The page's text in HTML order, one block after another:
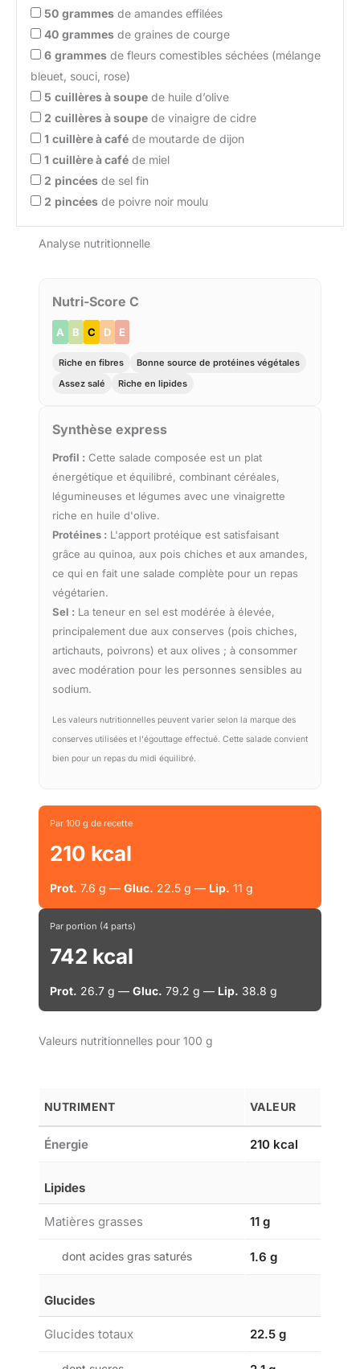
50 grammes de amandes effilées
40 grammes de graines de courge
6 grammes de fleurs comestibles séchées (mélange
bleuet, souci, rose)
5 cuillères à soupe de huile d’olive
2 cuillères à soupe de vinaigre de cidre
1 cuillère à café de moutarde de dijon
1 cuillère à café de miel
2 pincées de sel fin
2 pincées de poivre noir moulu
Analyse nutritionnelle
Nutri-Score C
A B C D E
Riche en fibres
Bonne source de protéines végétales
Assez salé
Riche en lipides
Synthèse express
Profil : Cette salade composée est un plat
énergétique et équilibré, combinant céréales,
légumineuses et légumes avec une vinaigrette
riche en huile d'olive.
Protéines : L'apport protéique est satisfaisant
grâce au quinoa, aux pois chiches et aux amandes,
ce qui en fait une salade complète pour un repas
végétarien.
Sel : La teneur en sel est modérée à élevée,
principalement due aux conserves (pois chiches,
artichauts, poivrons) et aux olives ; à consommer
avec modération pour les personnes sensibles au
sodium.
Les valeurs nutritionnelles peuvent varier selon la marque des
conserves utilisées et l'égouttage effectué. Cette salade convient
bien pour un repas du midi équilibré.
Par 100 g de recette
210 kcal
Prot. 7.6 g — Gluc. 22.5 g — Lip. 11 g
Par portion (4 parts)
742 kcal
Prot. 26.7 g — Gluc. 79.2 g — Lip. 38.8 g
Valeurs nutritionnelles pour 100 g
NUTRIMENT VALEUR
Énergie 210 kcal
Lipides
Matières grasses 11 g
dont acides gras saturés 1.6 g
Glucides
Glucides totaux 22.5 g